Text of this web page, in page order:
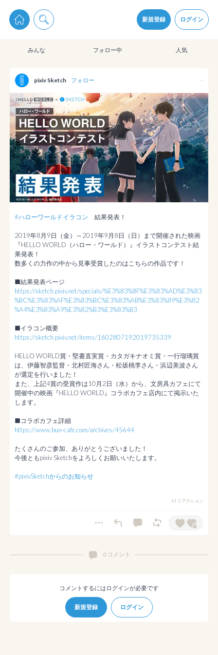
新規登録 ログイン
pixiv Sketchは2024年5月28日付で プライパシーポリシーを改定しました。
通知を受け取るにはここをクリックします
pixiv Sketchアプリでさらに快適に！
みんな フォロー中 人気
pixiv Sketch フォロー --
#ハローワールドイラコン 結果発表！
2019年8月9日（金）～2019年9月8日（日）まで開催された映画
『HELLO WORLD（ハロー・ワールド）』イラストコンテスト結
果発表！
数多くの力作の中から見事受賞したのはこちらの作品です！
https://sketch.pixiv.net/specials/%E3%83%8F%E3%83%AD%E3%83
%BC%E3%83%AF%E3%83%BC%E3%83%AB%E3%83%89%E3%82
%A4%E3%83%A9%E3%82%B3%E3%83%B3
https://sketch.pixiv.net/items/1602807192019735339
HELLO WORLD賞・堅書直実賞・カタガキナオミ賞・一行瑠璃賞
は、伊藤智彦監督・北村匠海さん・松坂桃李さん・浜辺美波さん
が選定を行いました！
また、上記4賞の受賞作は10月2日（水）から、文房具カフェにて
開催中の映画『HELLO WORLD』コラボカフェ店内にて掲示いた
します。
https://www.bun-cafe.com/archives/45644
たくさんのご参加、ありがとうございました！
今後ともpixiv Sketchをよろしくお願いいたします。
#pixivSketchからのお知らせ
61 リアクション
0 コメント
コメントするにはログインが必要です
新規登録 ログイン